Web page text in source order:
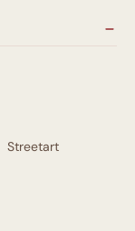
Streetart